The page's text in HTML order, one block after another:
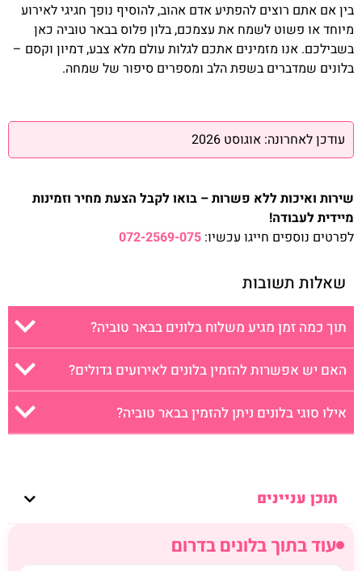
תוכן עניינים
עוד בתוך בלונים בדרום
בין אם אתם רוצים להפתיע אדם אהוב, להוסיף נופך חגיגי לאירוע
מיוחד או פשוט לשמח את עצמכם, בלון פלוס בבאר טוביה כאן
בשבילכם. אנו מזמינים אתכם לגלות עולם מלא צבע, דמיון וקסם –
בלונים שמדברים בשפת הלב ומספרים סיפור של שמחה.
עודכן לאחרונה: אוגוסט 2026
שירות ואיכות ללא פשרות – בואו לקבל הצעת מחיר וזמינות
מיידית לעבודה!
לפרטים נוספים חייגו עכשיו: 072-2569-075
שאלות תשובות
תוך כמה זמן מגיע משלוח בלונים בבאר טוביה?
האם יש אפשרות להזמין בלונים לאירועים גדולים?
אילו סוגי בלונים ניתן להזמין בבאר טוביה?